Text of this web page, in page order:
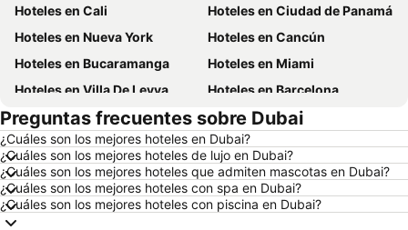
Hoteles en Cali
Hoteles en Ciudad de Panamá
Hoteles en Nueva York
Hoteles en Cancún
Hoteles en Bucaramanga
Hoteles en Miami
Hoteles en Villa De Leyva
Hoteles en Barcelona
Hoteles en Melgar
Hoteles en París
Hoteles en Roma
Hoteles en Ciudad de México
Hoteles en Pereira
Hoteles en Orlando
Hoteles en Villavicencio
Hoteles en Río de Janeiro
Hoteles en Girardot
Preguntas frecuentes sobre Dubai
¿Cuáles son los mejores hoteles en Dubai?
¿Cuáles son los mejores hoteles de lujo en Dubai?
¿Cuáles son los mejores hoteles que admiten mascotas en Dubai?
¿Cuáles son los mejores hoteles con spa en Dubai?
¿Cuáles son los mejores hoteles con piscina en Dubai?